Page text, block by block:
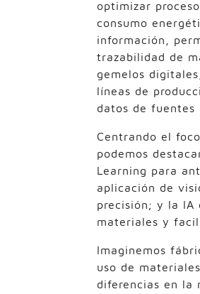
optimizar
consumo
información,
trazabilidad de
gemelos
líneas de
datos de fuentes
Centrando el
podemos
Learning para
aplicación de
precisión; y la IA
materiales y
Imaginemos
uso de
diferencias en la